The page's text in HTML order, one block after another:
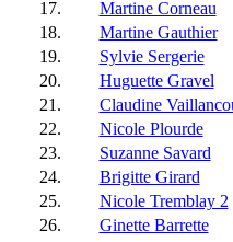
17.
Martine Corneau
18.
Martine Gauthier
19.
Sylvie Sergerie
20.
Huguette Gravel
21.
Claudine
22.
Nicole Plourde
23.
Suzanne Savard
24.
Brigitte Girard
25.
Nicole Tremblay 2
26.
Ginette Barrette